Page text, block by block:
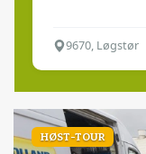
9670, Løgstør
HØST-TOUR